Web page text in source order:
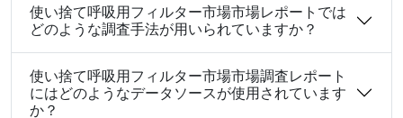
使い捨て呼吸用フィルター市場市場レポートでは
どのような調査手法が用いられていますか？
使い捨て呼吸用フィルター市場市場調査レポート
にはどのようなデータソースが使用されています
か？